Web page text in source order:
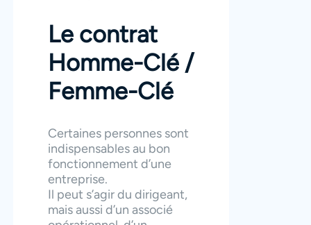
Le contrat
Homme-Clé /
Femme-Clé
Certaines personnes sont
indispensables au bon
fonctionnement d’une
entreprise.
Il peut s’agir du dirigeant,
mais aussi d’un associé